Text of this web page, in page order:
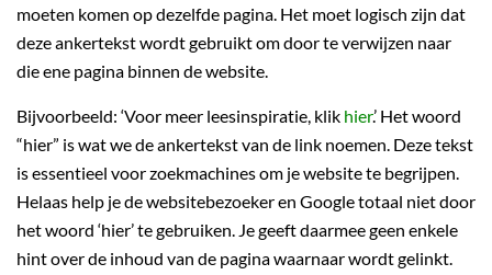
moeten komen op dezelfde pagina. Het moet logisch zijn dat
deze ankertekst wordt gebruikt om door te verwijzen naar
die ene pagina binnen de website.
Bijvoorbeeld: ‘Voor meer leesinspiratie, klik hier.’ Het woord
“hier” is wat we de ankertekst van de link noemen. Deze tekst
is essentieel voor zoekmachines om je website te begrijpen.
Helaas help je de websitebezoeker en Google totaal niet door
het woord ‘hier’ te gebruiken. Je geeft daarmee geen enkele
hint over de inhoud van de pagina waarnaar wordt gelinkt.